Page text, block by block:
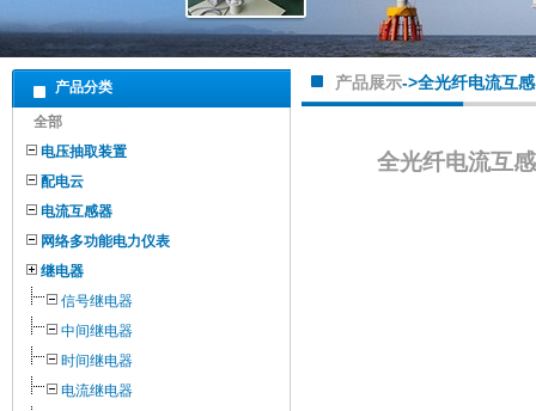
产品分类
全部
电压抽取装置
配电云
电流互感器
网络多功能电力仪表
继电器
信号继电器
中间继电器
时间继电器
电流继电器
产品展示->全光纤电流互
全光纤电流互